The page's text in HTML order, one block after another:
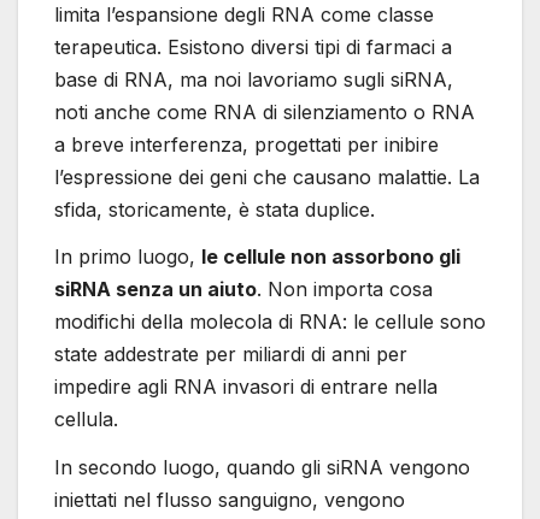
limita l’espansione degli RNA come classe
terapeutica. Esistono diversi tipi di farmaci a
base di RNA, ma noi lavoriamo sugli siRNA,
noti anche come RNA di silenziamento o RNA
a breve interferenza, progettati per inibire
l’espressione dei geni che causano malattie. La
sfida, storicamente, è stata duplice.
In primo luogo, le cellule non assorbono gli
siRNA senza un aiuto. Non importa cosa
modifichi della molecola di RNA: le cellule sono
state addestrate per miliardi di anni per
impedire agli RNA invasori di entrare nella
cellula.
In secondo luogo, quando gli siRNA vengono
iniettati nel flusso sanguigno, vengono